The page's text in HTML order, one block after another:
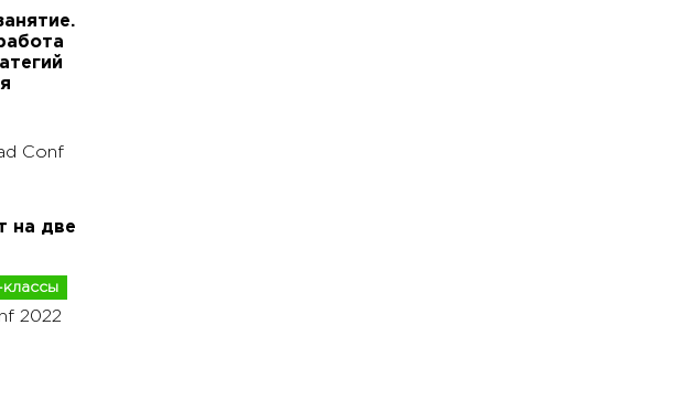
Conf
на две
2022